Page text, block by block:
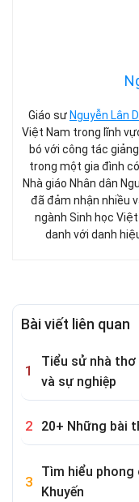
Giáo sư Nguyễn Lân
Việt Nam trong lĩnh
bó với công tác
trong một gia đình
Nhà giáo Nhân dân
đã đảm nhận nhiều
ngành Sinh học
danh với danh
Bài viết liên quan
Tiểu sử nhà
và sự nghiệp
20+ Những bài
Tìm hiểu phong
Khuyến